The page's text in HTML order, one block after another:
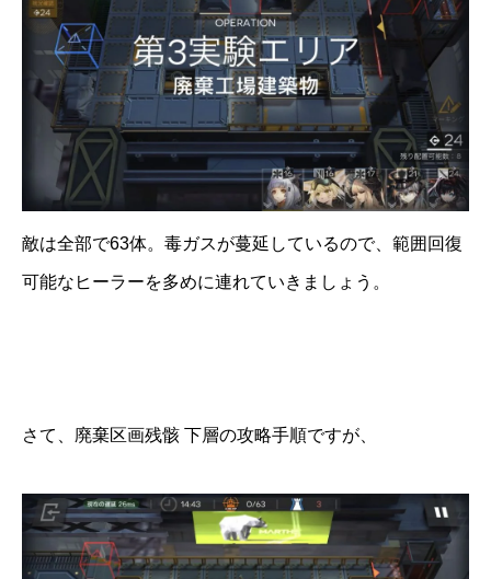
敵は全部で63体。毒ガスが蔓延しているので、範囲回復
可能なヒーラーを多めに連れていきましょう。
さて、廃棄区画残骸 下層の攻略手順ですが、